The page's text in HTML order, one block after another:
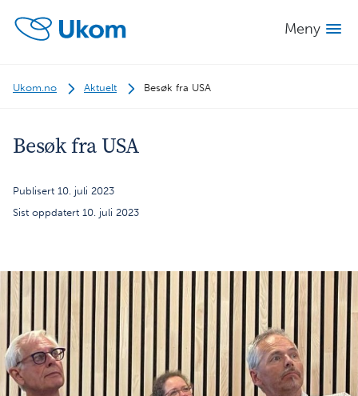
Meny
Ukom.no Aktuelt Besøk fra USA
Besøk fra USA
Publisert 10. juli 2023
Sist oppdatert 10. juli 2023